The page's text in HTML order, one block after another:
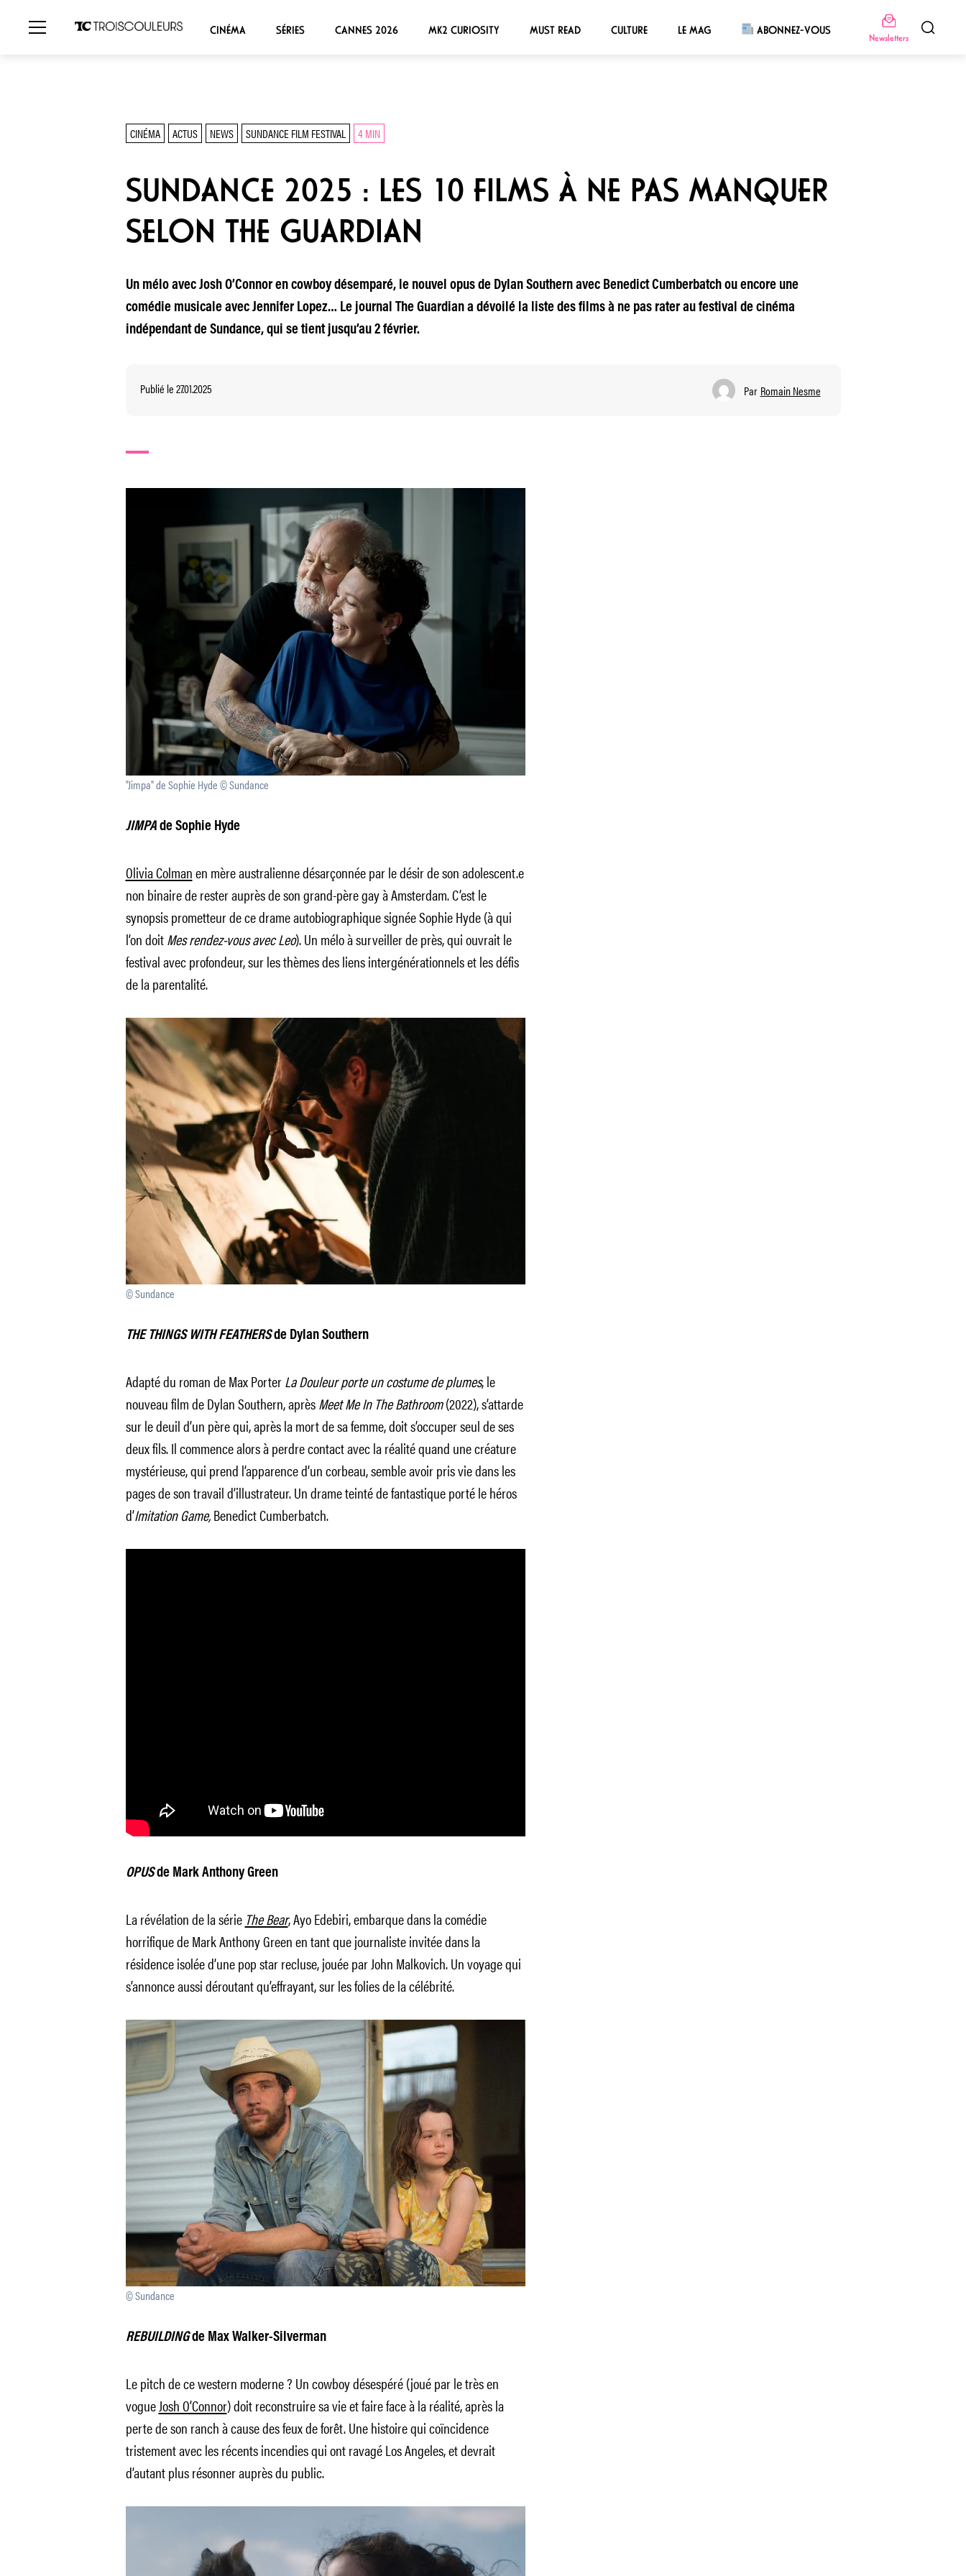
CINÉMA SÉRIES CANNES 2026 MK2 CURIOSITY MUST READ CULTURE LE MAG ABONNEZ-VOUS
Newsletters
CINÉMA ACTUS NEWS SUNDANCE FILM FESTIVAL 4 MIN
SUNDANCE 2025 : LES 10 FILMS À NE PAS MANQUER
SELON THE GUARDIAN
Un mélo avec Josh O’Connor en cowboy désemparé, le nouvel opus de Dylan Southern avec Benedict Cumberbatch ou encore une
comédie musicale avec Jennifer Lopez… Le journal The Guardian a dévoilé la liste des films à ne pas rater au festival de cinéma
indépendant de Sundance, qui se tient jusqu’au 2 février.
Publié le 27.01.2025 Par Romain Nesme
"Jimpa" de Sophie Hyde © Sundance
JIMPAde Sophie Hyde
Olivia Colmanen mère australienne désarçonnée par le désir de son adolescent.e
non binaire de rester auprès de son grand-père gay à Amsterdam. C’est le
synopsis prometteur de ce drame autobiographique signée Sophie Hyde (à qui
l’on doitMes rendez-vous avec Leo). Un mélo à surveiller de près, qui ouvrait le
festival avec profondeur, sur les thèmes des liens intergénérationnels et les défis
de la parentalité.
© Sundance
THE THINGS WITH FEATHERSde Dylan Southern
Adapté du roman de Max PorterLa Douleur porte un costume de plumes, le
nouveau film de Dylan Southern, aprèsMeet Me In The Bathroom(2022), s’attarde
sur le deuil d’un père qui, après la mort de sa femme, doit s’occuper seul de ses
deux fils. Il commence alors à perdre contact avec la réalité quand une créature
mystérieuse, qui prend l’apparence d’un corbeau, semble avoir pris vie dans les
pages de son travail d’illustrateur. Un drame teinté de fantastique porté le héros
d’Imitation Game,Benedict Cumberbatch.
OPUSde Mark Anthony Green
La révélation de la série The Bear, Ayo Edebiri, embarque dans la comédie
horrifique de Mark Anthony Green en tant que journaliste invitée dans la
résidence isolée d’une pop star recluse, jouée par John Malkovich. Un voyage qui
s’annonce aussi déroutant qu’effrayant, sur les folies de la célébrité.
© Sundance
REBUILDINGde Max Walker-Silverman
Le pitch de ce western moderne ? Un cowboy désespéré (joué par le très en
vogueJosh O’Connor) doit reconstruire sa vie et faire face à la réalité, après la
perte de son ranch à cause des feux de forêt. Une histoire qui coïncidence
tristement avec les récents incendies qui ont ravagé Los Angeles, et devrait
d’autant plus résonner auprès du public.